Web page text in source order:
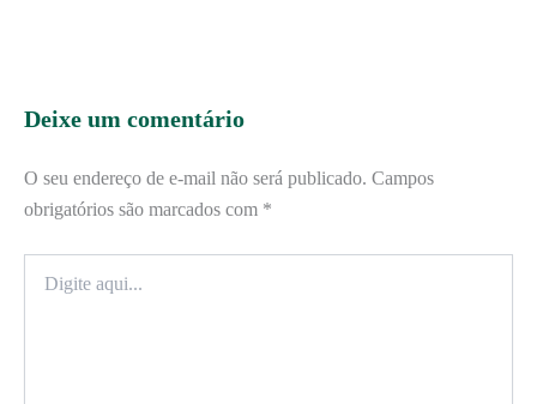
Deixe um comentário
O seu endereço de e-mail não será publicado. Campos
obrigatórios são marcados com *
aqui...